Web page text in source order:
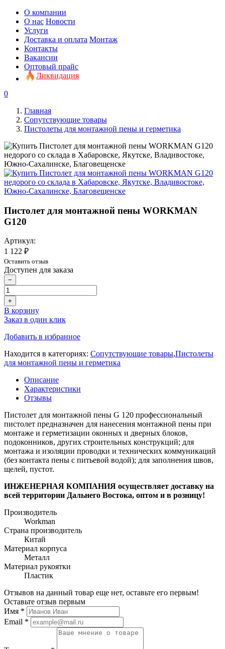
О компании
О нас Новости
Услуги
Доставка и оплата Монтаж
Контакты
Вакансии
Оптовый прайс
Ликвидация
0
Главная
Сопутствующие товары
Пистолеты для монтажной пены и герметика
Пистолет для монтажной пены WORKMAN
G120
Артикул:
1 122 ₽
Оставить отзыв
Доступен для заказа
−
+
В корзину
Заказ в один клик
Добавить в избранное
Находится в категориях: Сопутствующие товары,Пистолеты
для монтажной пены и герметика
Описание
Характеристики
Отзывы
Пистолет для монтажной пены G 120 профессиональный
пистолет предназначен для нанесения монтажной пены при
монтаже и герметизации оконных и дверных блоков,
подоконников, других строительных конструкций; для
монтажа и изоляции проводки и технических коммуникаций
(без контакта пены с питьевой водой); для заполнения швов,
щелей, пустот.
ИНЖЕНЕРНАЯ КОМПАНИЯ осуществляет доставку на
всей территории Дальнего Востока, оптом и в розницу!
Производитель
Workman
Страна производитель
Китай
Материал корпуса
Металл
Материал рукоятки
Пластик
Отзывов на данный товар еще нет, оставьте его первым!
Оставьте отзыв первым
Имя *
Email *